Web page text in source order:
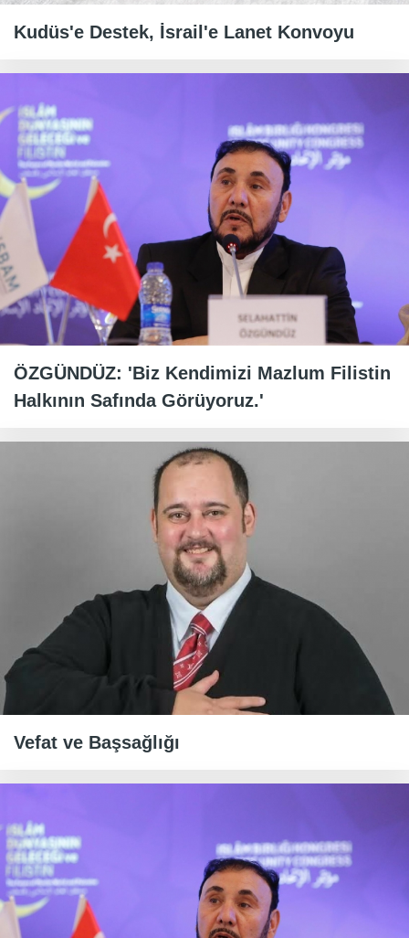
Kudüs'e Destek, İsrail'e Lanet Konvoyu
ÖZGÜNDÜZ: 'Biz Kendimizi Mazlum Filistin
Halkının Safında Görüyoruz.'
Vefat ve Başsağlığı